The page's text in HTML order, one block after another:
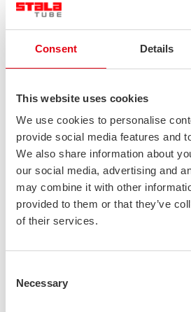
Consent Details
This website uses cookies
We use cookies to personalise
provide social media features and
We also share information about
our social media, advertising and
may combine it with other
provided to them or that they’ve
of their services.
Selection
Necessary
Technische Spezifikationen
Materialbereich
Materialien, die üblicherweise in der